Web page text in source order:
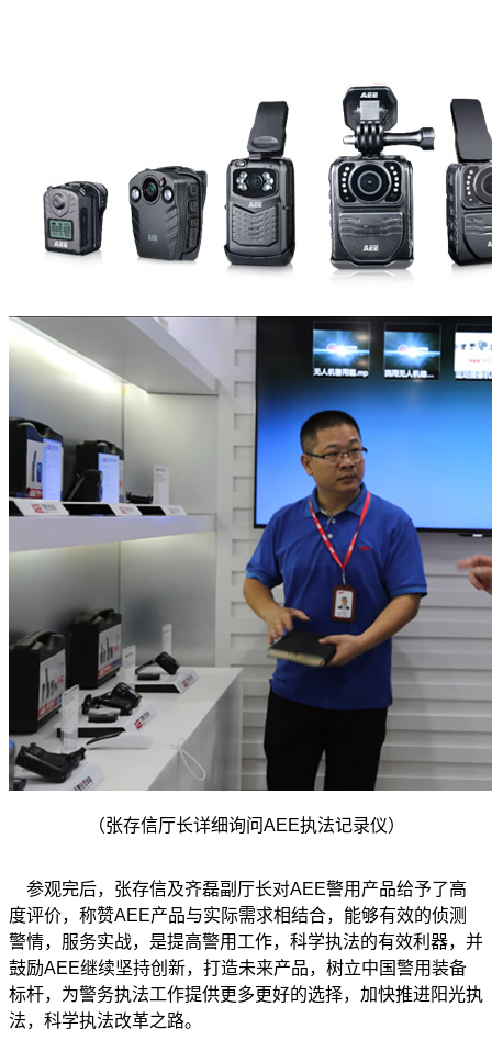
（张存信厅长详细询问AEE执法记录仪）
参观完后，张存信及齐磊副厅长对AEE警用产品给予了高
度评价，称赞AEE产品与实际需求相结合，能够有效的侦测
警情，服务实战，是提高警用工作，科学执法的有效利器，并
鼓励AEE继续坚持创新，打造未来产品，树立中国警用装备
标杆，为警务执法工作提供更多更好的选择，加快推进阳光执
法，科学执法改革之路。